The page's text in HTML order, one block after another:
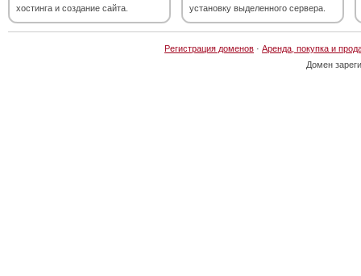
хостинга и создание сайта.
установку выделенного сервера.
Регистрация доменов · Аренда, покупка и
Домен